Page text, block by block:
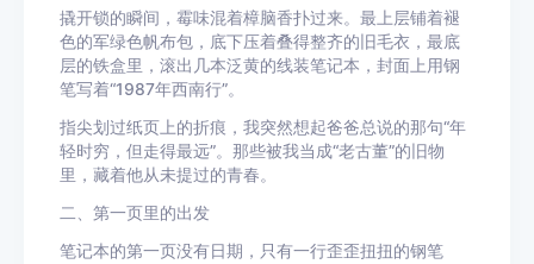
撬开锁的瞬间，霉味混着樟脑香扑过来。最上层铺着褪
色的军绿色帆布包，底下压着叠得整齐的旧毛衣，最底
层的铁盒里，滚出几本泛黄的线装笔记本，封面上用钢
笔写着“1987年西南行”。
指尖划过纸页上的折痕，我突然想起爸爸总说的那句“年
轻时穷，但走得最远”。那些被我当成“老古董”的旧物
里，藏着他从未提过的青春。
二、第一页里的出发
笔记本的第一页没有日期，只有一行歪歪扭扭的钢笔